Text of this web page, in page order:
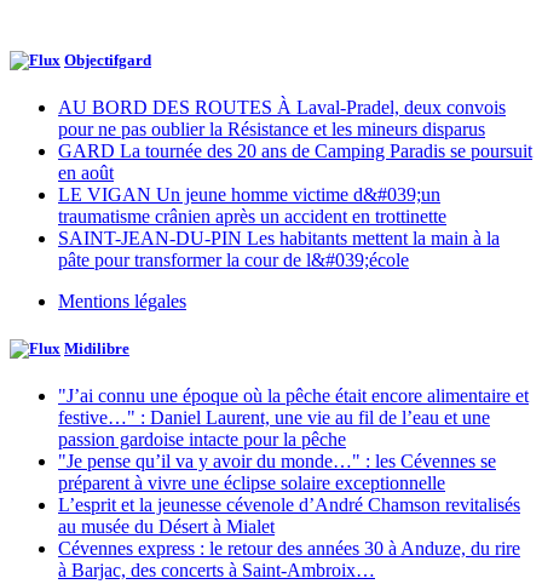
Objectifgard
AU BORD DES ROUTES À Laval-Pradel, deux convois
pour ne pas oublier la Résistance et les mineurs disparus
GARD La tournée des 20 ans de Camping Paradis se poursuit
en août
LE VIGAN Un jeune homme victime d&#039;un
traumatisme crânien après un accident en trottinette
SAINT-JEAN-DU-PIN Les habitants mettent la main à la
pâte pour transformer la cour de l&#039;école
Mentions légales
Midilibre
"J’ai connu une époque où la pêche était encore alimentaire et
festive…" : Daniel Laurent, une vie au fil de l’eau et une
passion gardoise intacte pour la pêche
"Je pense qu’il va y avoir du monde…" : les Cévennes se
préparent à vivre une éclipse solaire exceptionnelle
L’esprit et la jeunesse cévenole d’André Chamson revitalisés
au musée du Désert à Mialet
Cévennes express : le retour des années 30 à Anduze, du rire
à Barjac, des concerts à Saint-Ambroix…